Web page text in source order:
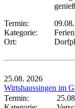
Termin:
Kategorie:
Ort:
25.08. 2026
Wirtshaussingen im
Termin: